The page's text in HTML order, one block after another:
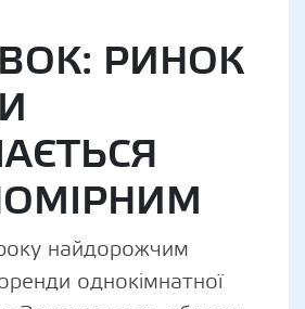
РИНОК
найдорожчим
однокімнатної